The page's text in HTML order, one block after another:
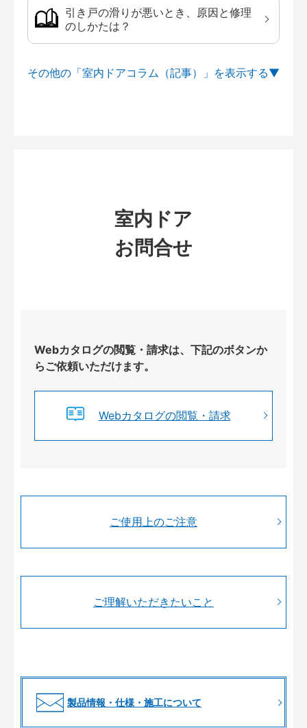
引き戸の滑りが悪いとき、原因と修理
のしかたは？
その他の「室内ドアコラム（記事）」を
室内ドア
お問合せ
Webカタログの閲覧・請求は、下記のボタンか
らご依頼いただけます。
Webカタログの閲覧・請求
ご使用上のご注意
ご理解いただきたいこと
製品情報・仕様・施工について